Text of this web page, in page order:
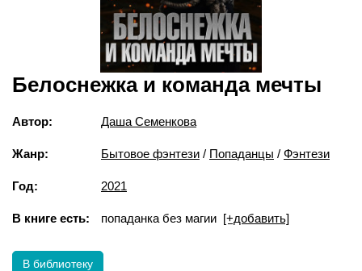
Белоснежка и команда мечты
Автор: Даша Семенкова
Жанр: Бытовое фэнтези / Попаданцы / Фэнтези
Год: 2021
В книге есть: попаданка без магии [+добавить]
В библиотеку